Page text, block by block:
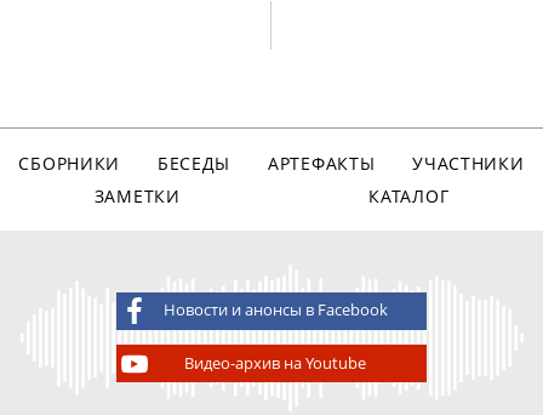
СБОРНИКИ БЕСЕДЫ АРТЕФАКТЫ
УЧАСТНИКИ
ЗАМЕТКИ
КАТАЛОГ
Новости и анонсы в Facebook
Видео-архив на Youtube